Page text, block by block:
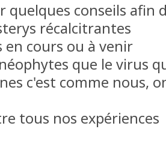
quelques conseils afin
récalcitrantes
en cours ou à venir
que le virus
c'est comme nous,
tous nos expériences